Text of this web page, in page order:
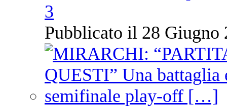
3
Pubblicato il 28 Giugno